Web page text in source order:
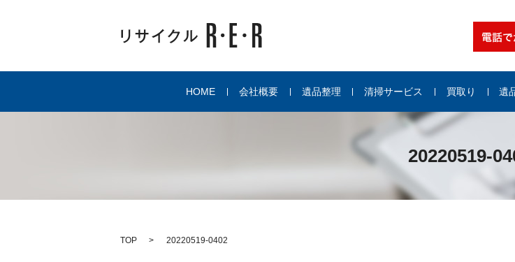
HOME 会社概要 遺品整理 清掃サービス 買取り 遺
20220519-
TOP 20220519-0402